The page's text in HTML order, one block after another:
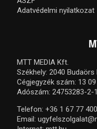
Adatvédelmi nyilatkozat
MTT MEDIA Kft.
Székhely: 2040
Cégjegyzék szám: 13
Adószám: 24753283-2-
Telefon: +36 1 67 77
Email: